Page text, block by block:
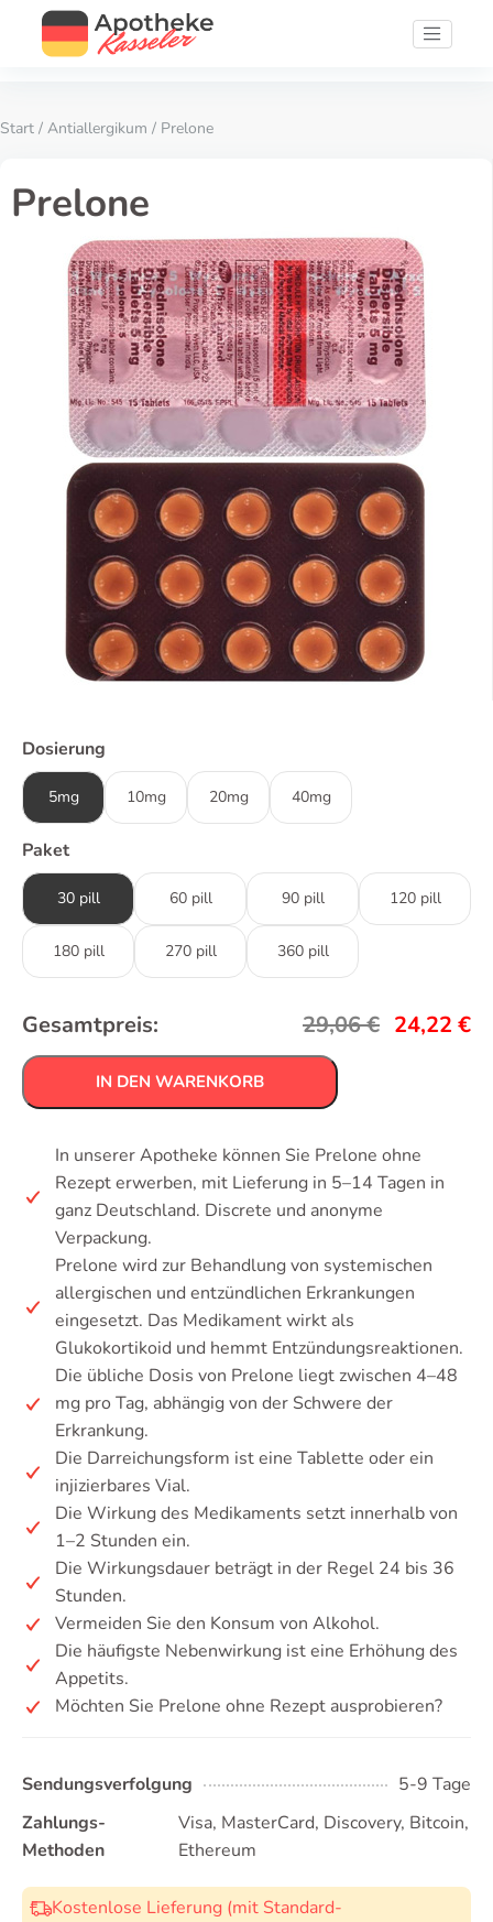
Start / Antiallergikum / Prelone
Prelone
Dosierung
5mg 10mg 20mg 40mg
Paket
30 pill 60 pill 90 pill 120 pill
180 pill 270 pill 360 pill
Gesamtpreis: 29,06€ 24,22 €
IN DEN WARENKORB
In unserer Apotheke können Sie Prelone ohne
Rezept erwerben, mit Lieferung in 5–14 Tagen in
ganz Deutschland. Discrete und anonyme
Verpackung.
Prelone wird zur Behandlung von systemischen
allergischen und entzündlichen Erkrankungen
eingesetzt. Das Medikament wirkt als
Glukokortikoid und hemmt Entzündungsreaktionen.
Die übliche Dosis von Prelone liegt zwischen 4–48
mg pro Tag, abhängig von der Schwere der
Erkrankung.
Die Darreichungsform ist eine Tablette oder ein
injizierbares Vial.
Die Wirkung des Medikaments setzt innerhalb von
1–2 Stunden ein.
Die Wirkungsdauer beträgt in der Regel 24 bis 36
Stunden.
Vermeiden Sie den Konsum von Alkohol.
Die häufigste Nebenwirkung ist eine Erhöhung des
Appetits.
Möchten Sie Prelone ohne Rezept ausprobieren?
Sendungsverfolgung
5-9 Tage
Zahlungs-
Methoden
Visa, MasterCard, Discovery, Bitcoin,
Ethereum
Kostenlose Lieferung (mit Standard-